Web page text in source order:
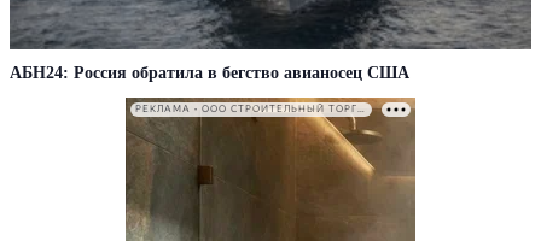
АБН24: Россия обратила в бегство авианосец США
РЕКЛАМА • ООО СТРОИТЕЛЬНЫЙ ТОРГОВЫЙ ДОМ «ПЕТРОВИЧ». ИНН: 7802348846